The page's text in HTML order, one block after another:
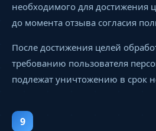
необходимого для достижения
до момента отзыва согласия
После достижения целей
требованию пользователя
подлежат уничтожению в срок
9